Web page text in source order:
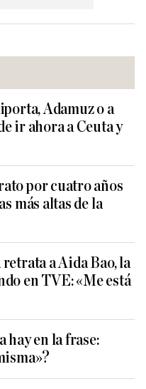
Adamuz o a
ir ahora a Ceuta y
por cuatro años
más altas de la
a Aida Bao, la
en TVE: «Me está
hay en la frase: